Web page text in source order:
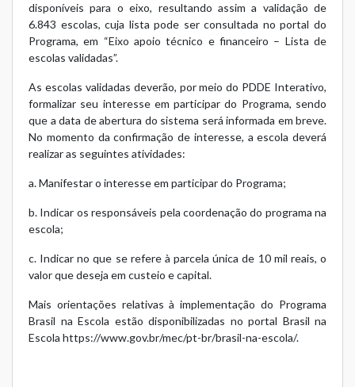
disponíveis para o eixo, resultando assim a validação de
6.843 escolas, cuja lista pode ser consultada no portal do
Programa, em “Eixo apoio técnico e financeiro – Lista de
escolas validadas”.
As escolas validadas deverão, por meio do PDDE Interativo,
formalizar seu interesse em participar do Programa, sendo
que a data de abertura do sistema será informada em breve.
No momento da confirmação de interesse, a escola deverá
realizar as seguintes atividades:
a. Manifestar o interesse em participar do Programa;
b. Indicar os responsáveis pela coordenação do programa na
escola;
c. Indicar no que se refere à parcela única de 10 mil reais, o
valor que deseja em custeio e capital.
Mais orientações relativas à implementação do Programa
Brasil na Escola estão disponibilizadas no portal Brasil na
Escola https://www.gov.br/mec/pt-br/brasil-na-escola/.